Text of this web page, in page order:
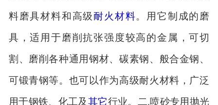
料磨具材料和高级 耐火材料 。用它制成的磨
具，适用于磨削抗张强度较高的金属，可切
割、磨削各种通用钢材、碳素钢、般合金钢、
可锻青钢等。也可以作为高级耐火材料，广泛
用于钢铁、化工及 其它行业。二.喷砂专用抛光